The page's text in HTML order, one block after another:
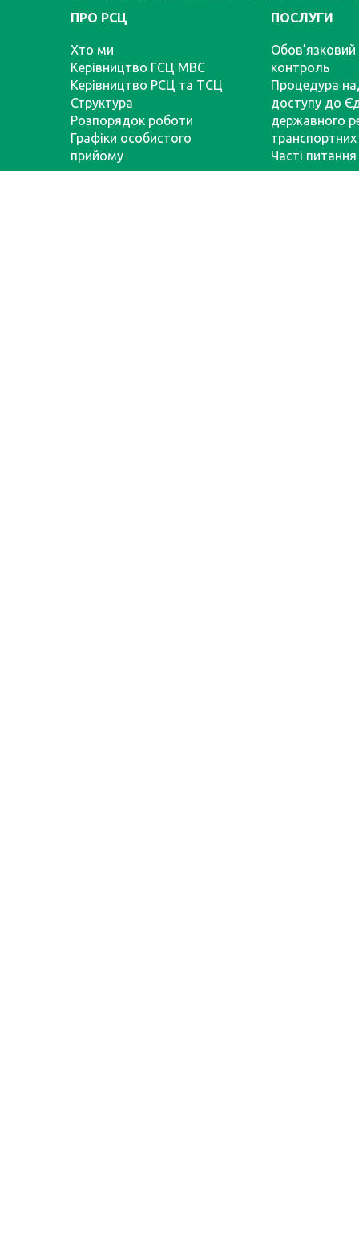
ПРО РСЦ
Хто ми
Керівництво ГСЦ МВС
Керівництво РСЦ та ТСЦ
Структура
Розпорядок роботи
Графіки особистого
прийому
ПОСЛУГИ
Обов’язковий
контроль
Процедура
доступу до
державного
транспортних
Часті питання